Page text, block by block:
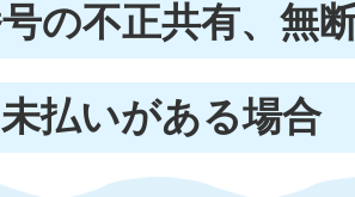
の不正共有、無
払いがある場合